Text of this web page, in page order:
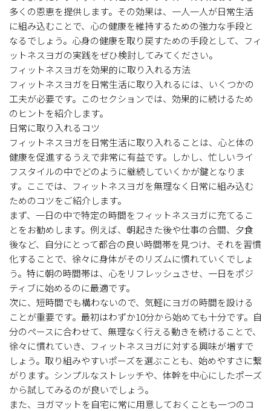
多くの恩恵を提供します。その効果は、一人一人が日常生活
に組み込むことで、心の健康を維持するための強力な手段と
なるでしょう。心身の健康を取り戻すための手段として、フィ
ットネスヨガの実践をぜひ検討してみてください。
フィットネスヨガを効果的に取り入れる方法
フィットネスヨガを日常生活に取り入れるには、いくつかの
工夫が必要です。このセクションでは、効果的に続けるため
のヒントを紹介します。
日常に取り入れるコツ
フィットネスヨガを日常生活に取り入れることは、心と体の
健康を促進するうえで非常に有益です。しかし、忙しいライ
フスタイルの中でどのように継続していくかが鍵となりま
す。ここでは、フィットネスヨガを無理なく日常に組み込む
ためのコツをご紹介します。
まず、一日の中で特定の時間をフィットネスヨガに充てるこ
とをお勧めします。例えば、朝起きた後や仕事の合間、夕食
後など、自分にとって都合の良い時間帯を見つけ、それを習慣
化することで、徐々に身体がそのリズムに慣れていくでしょ
う。特に朝の時間帯は、心をリフレッシュさせ、一日をポジ
ティブに始めるのに最適です。
次に、短時間でも構わないので、気軽にヨガの時間を設ける
ことが重要です。最初はわずか10分から始めても十分です。自
分のペースに合わせて、無理なく行える動きを続けることで、
徐々に慣れていき、フィットネスヨガに対する興味が増すで
しょう。取り組みやすいポーズを選ぶことも、始めやすさに繋
がります。シンプルなストレッチや、体幹を中心にしたポーズ
から試してみるのが良いでしょう。
また、ヨガマットを自宅に常に用意しておくことも一つのコ